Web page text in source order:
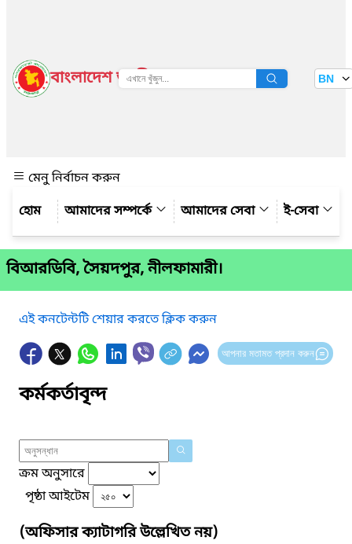
বাংলাদেশ জাতীয় তথ্য বাতায়ন BN
মেনু নির্বাচন করুন
আমাদের সম্পর্কে
আমাদের সেবা ই-সেবা
বিআরডিবি, সৈয়দপুর, নীলফামারী।
এই কনটেন্টটি শেয়ার করতে ক্লিক করুন
আপনার মতামত প্রদান করুন
কর্মকর্তাবৃন্দ
ক্রম অনুসারে
পৃষ্ঠা আইটেম
(অফিসার ক্যাটাগরি উল্লেখিত নয়)